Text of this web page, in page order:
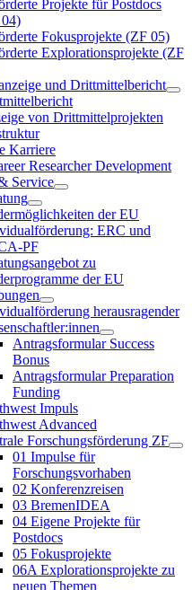
Projekte für Postdocs
Fokusprojekte (ZF 05)
Explorationsprojekte (ZF
und Drittmittelbericht
von Drittmittelprojekten
Karriere
Researcher Development
Service
der EU
ERC und
PF
zu
der EU
herausragender
Antragsformular Success
Bonus
Antragsformular Preparation
Funding
Impuls
Advanced
Forschungsförderung ZF
01 Impulse für
Forschungsvorhaben
02 Konferenzreisen
03 BremenIDEA
04 Eigene Projekte für
Postdocs
05 Fokusprojekte
06A Explorationsprojekte zu
neuen Themen